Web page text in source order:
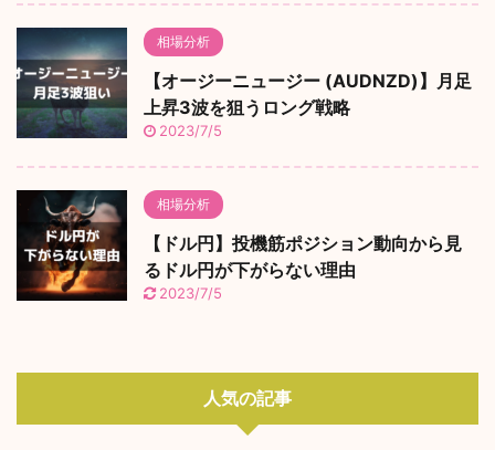
相場分析
【オージーニュージー (AUDNZD)】月足
上昇3波を狙うロング戦略
2023/7/5
相場分析
【ドル円】投機筋ポジション動向から見
るドル円が下がらない理由
2023/7/5
人気の記事